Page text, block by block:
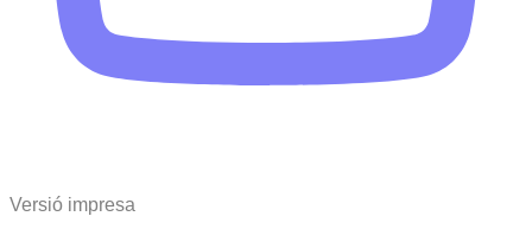
Versió impresa